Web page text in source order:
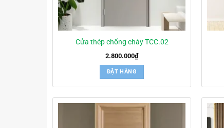
Cửa thép chống cháy TCC.02
2.800.000₫
ĐẶT HÀNG